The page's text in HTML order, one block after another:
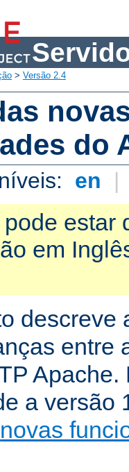
> Versão 2.4
do
en |
estar
em
descreve
entre
Apache.
a versão
novas